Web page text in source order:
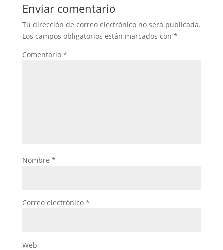
Enviar comentario
Tu dirección de correo electrónico no será publicada.
Los campos obligatorios están marcados con *
Comentario *
Nombre *
Correo electrónico *
Web